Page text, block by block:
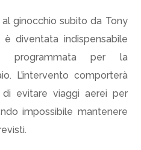
ginocchio subìto da Tony
diventata indispensabile
programmata per la
L’intervento comporterà
di evitare viaggi aerei per
impossibile mantenere